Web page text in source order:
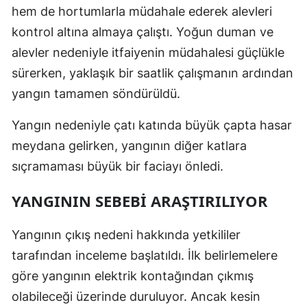
hem de hortumlarla müdahale ederek alevleri
kontrol altına almaya çalıştı. Yoğun duman ve
alevler nedeniyle itfaiyenin müdahalesi güçlükle
sürerken, yaklaşık bir saatlik çalışmanın ardından
yangın tamamen söndürüldü.
Yangın nedeniyle çatı katında büyük çapta hasar
meydana gelirken, yangının diğer katlara
sıçramaması büyük bir faciayı önledi.
YANGININ SEBEBİ ARAŞTIRILIYOR
Yangının çıkış nedeni hakkında yetkililer
tarafından inceleme başlatıldı. İlk belirlemelere
göre yangının elektrik kontağından çıkmış
olabileceği üzerinde duruluyor. Ancak kesin